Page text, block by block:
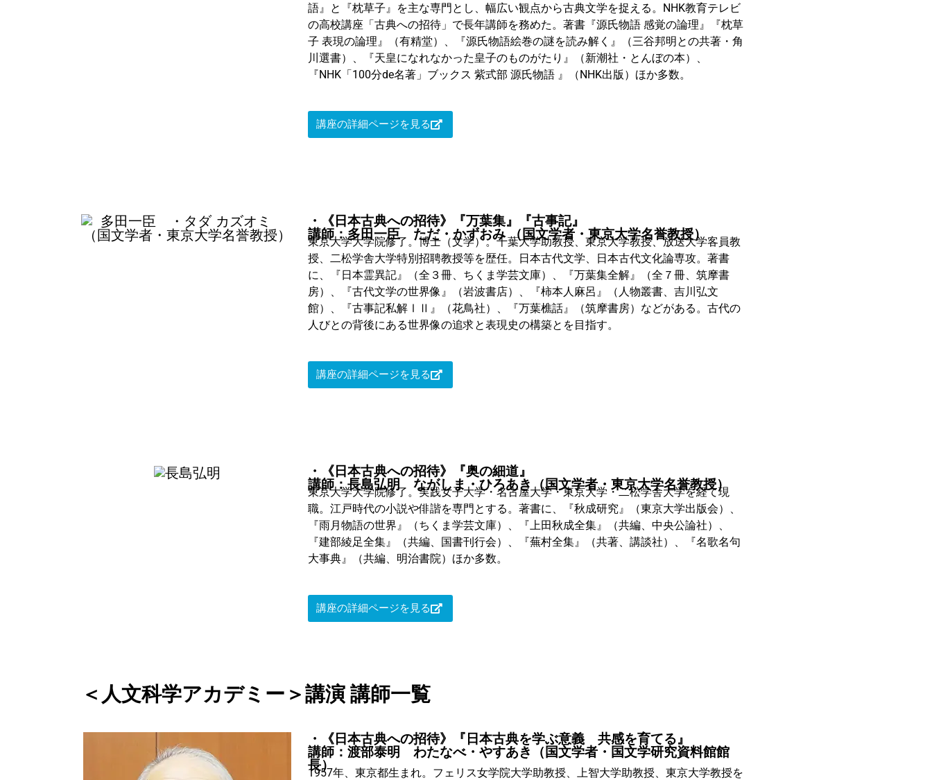
語』と『枕草子』を主な専門とし、幅広い観点から古典文学を捉える。NHK教育テレビ
の高校講座「古典への招待」で長年講師を務めた。著書『源氏物語 感覚の論理』『枕草
子 表現の論理』（有精堂）、『源氏物語絵巻の謎を読み解く』（三谷邦明との共著・角
川選書）、『天皇になれなかった皇子のものがたり』（新潮社・とんぼの本）、
『NHK「100分de名著」ブックス 紫式部 源氏物語 』（NHK出版）ほか多数。
講座の詳細ページを見る
・《日本古典への招待》『万葉集』『古事記』
講師：多田一臣 ただ・かずおみ （国文学者・東京大学名誉教授）
東京大学大学院修了。博士（文学）。千葉大学助教授、東京大学教授、放送大学客員教
授、二松学舎大学特別招聘教授等を歴任。日本古代文学、日本古代文化論専攻。著書
に、『日本霊異記』（全３冊、ちくま学芸文庫）、『万葉集全解』（全７冊、筑摩書
房）、『古代文学の世界像』（岩波書店）、『柿本人麻呂』（人物叢書、吉川弘文
館）、『古事記私解ⅠⅡ』（花鳥社）、『万葉樵話』（筑摩書房）などがある。古代の
人びとの背後にある世界像の追求と表現史の構築とを目指す。
講座の詳細ページを見る
・《日本古典への招待》『奥の細道』
講師：長島弘明 ながしま・ひろあき（国文学者・東京大学名誉教授）
東京大学大学院修了。実践女子大学・名古屋大学・東京大学・二松学舎大学を経て現
職。江戸時代の小説や俳諧を専門とする。著書に、『秋成研究』（東京大学出版会）、
『雨月物語の世界』（ちくま学芸文庫）、『上田秋成全集』（共編、中央公論社）、
『建部綾足全集』（共編、国書刊行会）、『蕪村全集』（共著、講談社）、『名歌名句
大事典』（共編、明治書院）ほか多数。
講座の詳細ページを見る
＜人文科学アカデミー＞講演 講師一覧
・《日本古典への招待》『日本古典を学ぶ意義 共感を育てる』
講師：渡部泰明 わたなべ・やすあき（国文学者・国文学研究資料館館
長）
1957年、東京都生まれ。フェリス女学院大学助教授、上智大学助教授、東京大学教授を